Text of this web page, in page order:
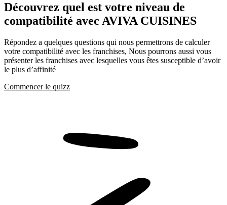
Découvrez quel est votre niveau de
compatibilité avec AVIVA CUISINES
Répondez a quelques questions qui nous permettrons de calculer
votre compatibilité avec les franchises, Nous pourrons aussi vous
présenter les franchises avec lesquelles vous êtes susceptible d’avoir
le plus d’affinité
Commencer le quizz